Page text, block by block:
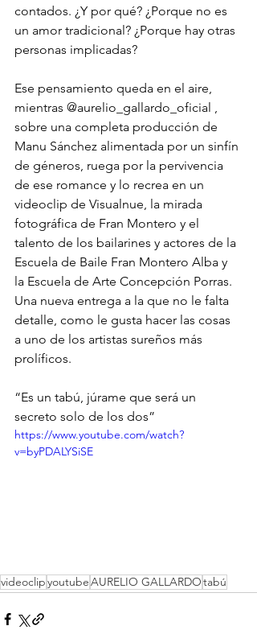
contados. ¿Y por qué? ¿Porque no es
un amor tradicional? ¿Porque hay otras
personas implicadas?
Ese pensamiento queda en el aire,
mientras @aurelio_gallardo_oficial ,
sobre una completa producción de
Manu Sánchez alimentada por un sinfín
de géneros, ruega por la pervivencia
de ese romance y lo recrea en un
videoclip de Visualnue, la mirada
fotográfica de Fran Montero y el
talento de los bailarines y actores de la
Escuela de Baile Fran Montero Alba y
la Escuela de Arte Concepción Porras.
Una nueva entrega a la que no le falta
detalle, como le gusta hacer las cosas
a uno de los artistas sureños más
prolíficos.
“Es un tabú, júrame que será un
secreto solo de los dos”
https://www.youtube.com/watch?
v=byPDALYSiSE
videoclipyoutubeAURELIO GALLARDOtabú